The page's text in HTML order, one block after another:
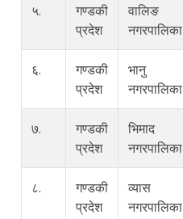
५.
गण्डकी
प्रदेश
वालिङ
नगरपालिका
६.
गण्डकी
प्रदेश
भानु
नगरपालिका
७.
गण्डकी
प्रदेश
भिमाद
नगरपालिका
८.
गण्डकी
प्रदेश
व्यास
नगरपालिका